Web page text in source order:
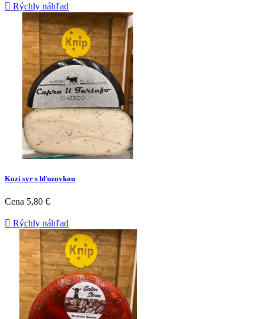
 Rýchly náhľad
Kozí syr s hľuzovkou
Cena 5,80 €
 Rýchly náhľad